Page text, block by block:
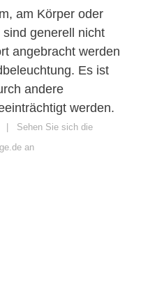
am Körper oder
generell nicht
angebracht werden
Es ist
andere
werden.
Sehen Sie sich die
an